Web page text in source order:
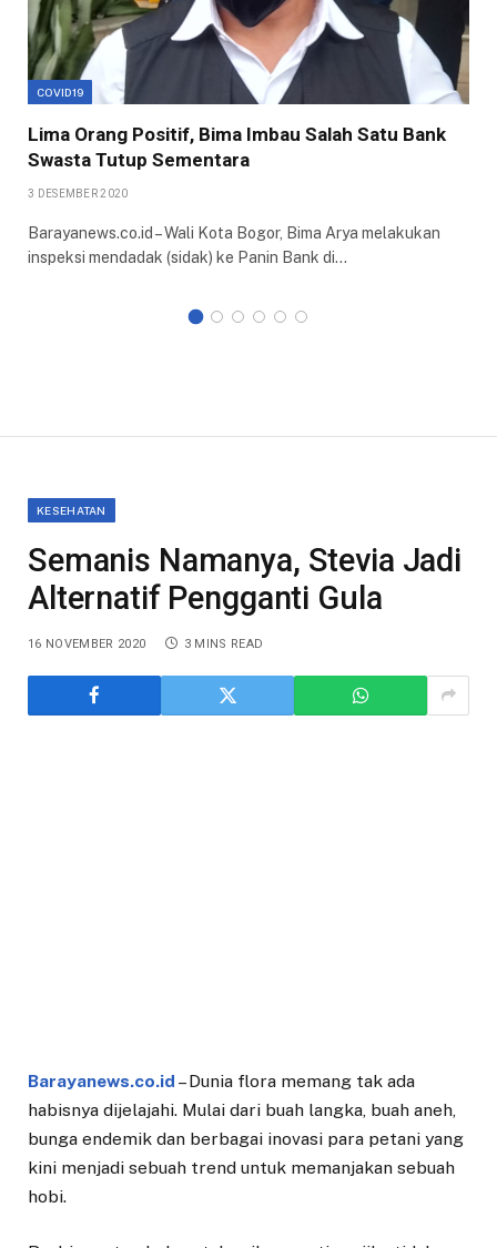
COVID19
Lima Orang Positif, Bima Imbau Salah Satu Bank
Swasta Tutup Sementara
3 DESEMBER 2020
Barayanews.co.id – Wali Kota Bogor, Bima Arya melakukan
inspeksi mendadak (sidak) ke Panin Bank di…
KESEHATAN
Semanis Namanya, Stevia Jadi
Alternatif Pengganti Gula
16 NOVEMBER 2020 3 MINS READ
Barayanews.co.id – Dunia flora memang tak ada
habisnya dijelajahi. Mulai dari buah langka, buah aneh,
bunga endemik dan berbagai inovasi para petani yang
kini menjadi sebuah trend untuk memanjakan sebuah
hobi.